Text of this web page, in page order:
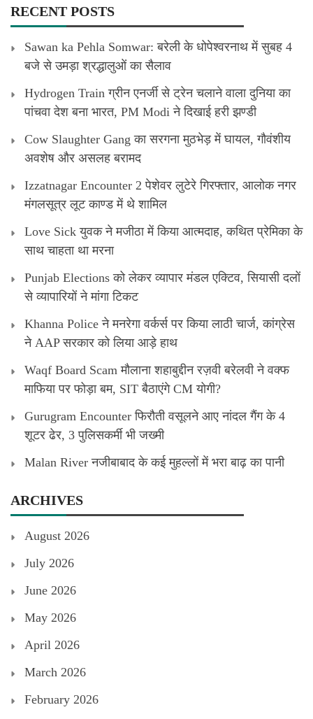
RECENT POSTS
Sawan ka Pehla Somwar: बरेली के धोपेश्वरनाथ में सुबह 4
बजे से उमड़ा श्रद्धालुओं का सैलाव
Hydrogen Train ग्रीन एनर्जी से ट्रेन चलाने वाला दुनिया का
पांचवा देश बना भारत, PM Modi ने दिखाई हरी झण्डी
Cow Slaughter Gang का सरगना मुठभेड़ में घायल, गौवंशीय
अवशेष और असलह बरामद
Izzatnagar Encounter 2 पेशेवर लुटेरे गिरफ्तार, आलोक नगर
मंगलसूत्र लूट काण्‍ड में थे शामिल
Love Sick युवक ने मजीठा में किया आत्मदाह, कथित प्रेमिका के
साथ चाहता था मरना
Punjab Elections को लेकर व्यापार मंडल एक्टिव, सियासी दलों
से व्यापारियों ने मांगा टिकट
Khanna Police ने मनरेगा वर्कर्स पर किया लाठी चार्ज, कांग्रेस
ने AAP सरकार को लिया आड़े हाथ
Waqf Board Scam मौलाना शहाबुद्दीन रज़वी बरेलवी ने वक्फ
माफिया पर फोड़ा बम, SIT बैठाएंगे CM योगी?
Gurugram Encounter फिरौती वसूलने आए नांदल गैंग के 4
शूटर ढेर, 3 पुलिसकर्मी भी जख्मी
Malan River नजीबाबाद के कई मुहल्लों में भरा बाढ़ का पानी
ARCHIVES
August 2026
July 2026
June 2026
May 2026
April 2026
March 2026
February 2026